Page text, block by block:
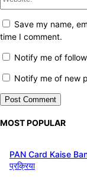
Save my name,
time I comment.
Notify me of
Notify me of new
MOST POPULAR
PAN Card Kaise
प्रक्रिया